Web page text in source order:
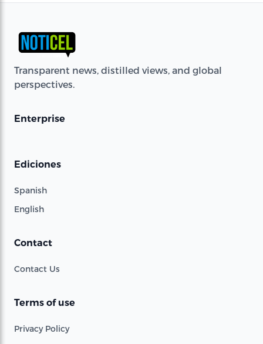
Transparent news, distilled views, and global
perspectives.
Enterprise
Ediciones
Spanish
English
Contact
Contact Us
Terms of use
Privacy Policy